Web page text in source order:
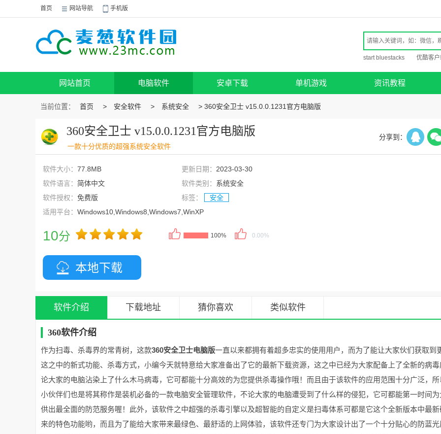
首页 网站导航 手机版
start bluestacks 优酷客
网站首页 电脑软件 安卓下载 单机游戏 资讯教程
当前位置： 首页 > 安全软件 > 系统安全 > 360安全卫士 v15.0.0.1231官方电脑版
360安全卫士 v15.0.0.1231官方电脑版
一款十分优质的超强系统安全软件
分享到：
软件大小： 77.8MB 更新日期： 2023-03-30
软件语言： 简体中文 软件类别： 系统安全
软件授权： 免费版 标签：
安全
适用平台： Windows10,Windows8,Windows7,WinXP
10分 100% 0.00%
本地下载
软件介绍 下载地址 猜你喜欢 类似软件
360软件介绍
作为扫毒、杀毒界的常青树，这款360安全卫士电脑版一直以来都拥有着超多忠实的使用用户，而为了能让大家伙们获取到
这之中的新式功能、杀毒方式，小编今天就特意给大家准备出了它的最新下载资源，这之中已经为大家配备上了全新的病
论大家的电脑沾染上了什么木马病毒，它可都能十分高效的为您提供杀毒操作哦！而且由于该软件的应用范围十分广泛，
小伙伴们也是将其称作是装机必备的一款电脑安全管理软件，不论大家的电脑遭受到了什么样的侵犯，它可都能第一时间
供出最全面的防范服务喔！此外，该软件之中超强的杀毒引擎以及超智能的自定义是扫毒体系可都是它这个全新版本中最
来的特色功能哟，而且为了能给大家带来最绿色、最舒适的上网体验，该软件还专门为大家设计出了一个十分贴心的防蓝